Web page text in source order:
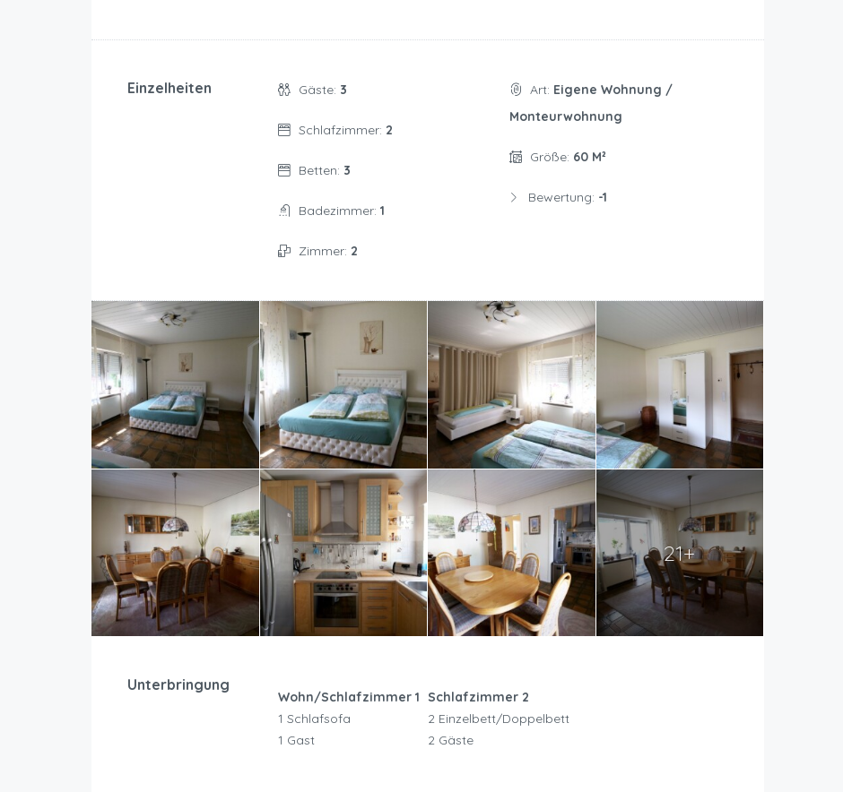
Einzelheiten Gäste: 3
Schlafzimmer: 2
Betten: 3
Badezimmer: 1
Zimmer: 2
Art: Eigene Wohnung /
Monteurwohnung
Größe: 60 M²
Bewertung: -1
21+
Unterbringung
Wohn/Schlafzimmer 1
1 Schlafsofa
1 Gast
Schlafzimmer 2
2 Einzelbett/Doppelbett
2 Gäste